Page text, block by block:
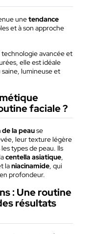
unetendance
et à son approche
avancée et
elle est idéale
lumineuse et
faciale ?
de la peause
leur texture légère
types de peau. Ils
centella asiatique
laniacinamide , qui
profondeur.
: Une routine
résultats